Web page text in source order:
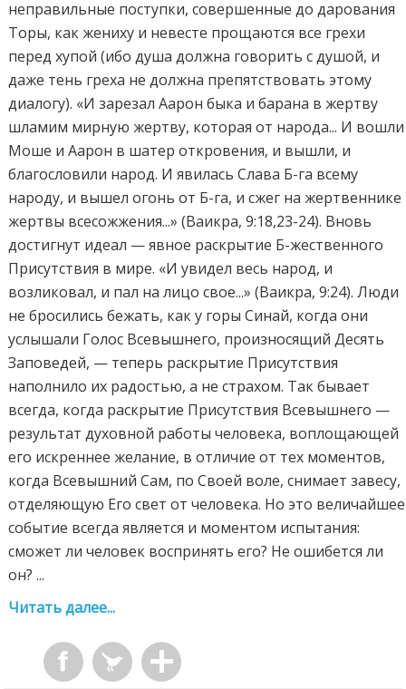
неправильные поступки, совершенные до дарования
Торы, как жениху и невесте прощаются все грехи
перед хупой (ибо душа должна говорить с душой, и
даже тень греха не должна препятствовать этому
диалогу). «И зарезал Аарон быка и барана в жертву
шламим мирную жертву, которая от народа... И вошли
Моше и Аарон в шатер откровения, и вышли, и
благословили народ. И явилась Слава Б-га всему
народу, и вышел огонь от Б-га, и сжег на жертвеннике
жертвы всесожжения...» (Ваикра, 9:18,23-24). Вновь
достигнут идеал — явное раскрытие Б-жественного
Присутствия в мире. «И увидел весь народ, и
возликовал, и пал на лицо свое...» (Ваикра, 9:24). Люди
не бросились бежать, как у горы Синай, когда они
услышали Голос Всевышнего, произносящий Десять
Заповедей, — теперь раскрытие Присутствия
наполнило их радостью, а не страхом. Так бывает
всегда, когда раскрытие Присутствия Всевышнего —
результат духовной работы человека, воплощающей
его искреннее желание, в отличие от тех моментов,
когда Всевышний Сам, по Своей воле, снимает завесу,
отделяющую Его свет от человека. Но это величайшее
событие всегда является и моментом испытания:
сможет ли человек воспринять его? Не ошибется ли
он? ...
Читать далее...